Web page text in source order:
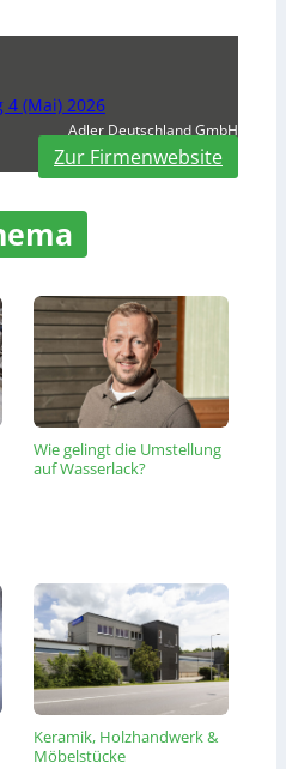
4 (Mai) 2026
Adler Deutschland GmbH
Zur Firmenwebsite
Wie gelingt die Umstellung
auf Wasserlack?
Keramik, Holzhandwerk &
Möbelstücke